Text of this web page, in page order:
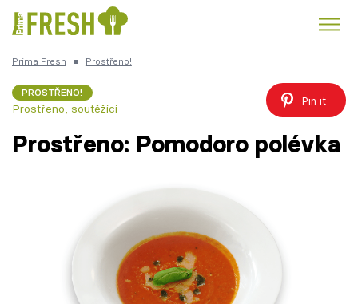
Česká kuchyně
Články
Prima Fresh ■ Prostřeno!
PROSTŘENO!
Prostřeno, soutěžící
Pin it
Prostřeno: Pomodoro polévka